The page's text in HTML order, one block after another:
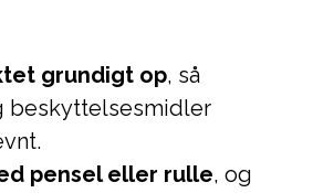
grundigt op, så
beskyttelsesmidler
pensel eller rulle, og